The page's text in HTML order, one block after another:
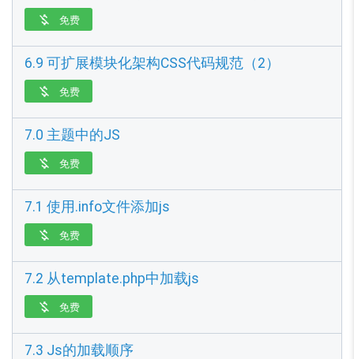
 免费
6.9 可扩展模块化架构CSS代码规范（2）
 免费
7.0 主题中的JS
 免费
7.1 使用.info文件添加js
 免费
7.2 从template.php中加载js
 免费
7.3 Js的加载顺序